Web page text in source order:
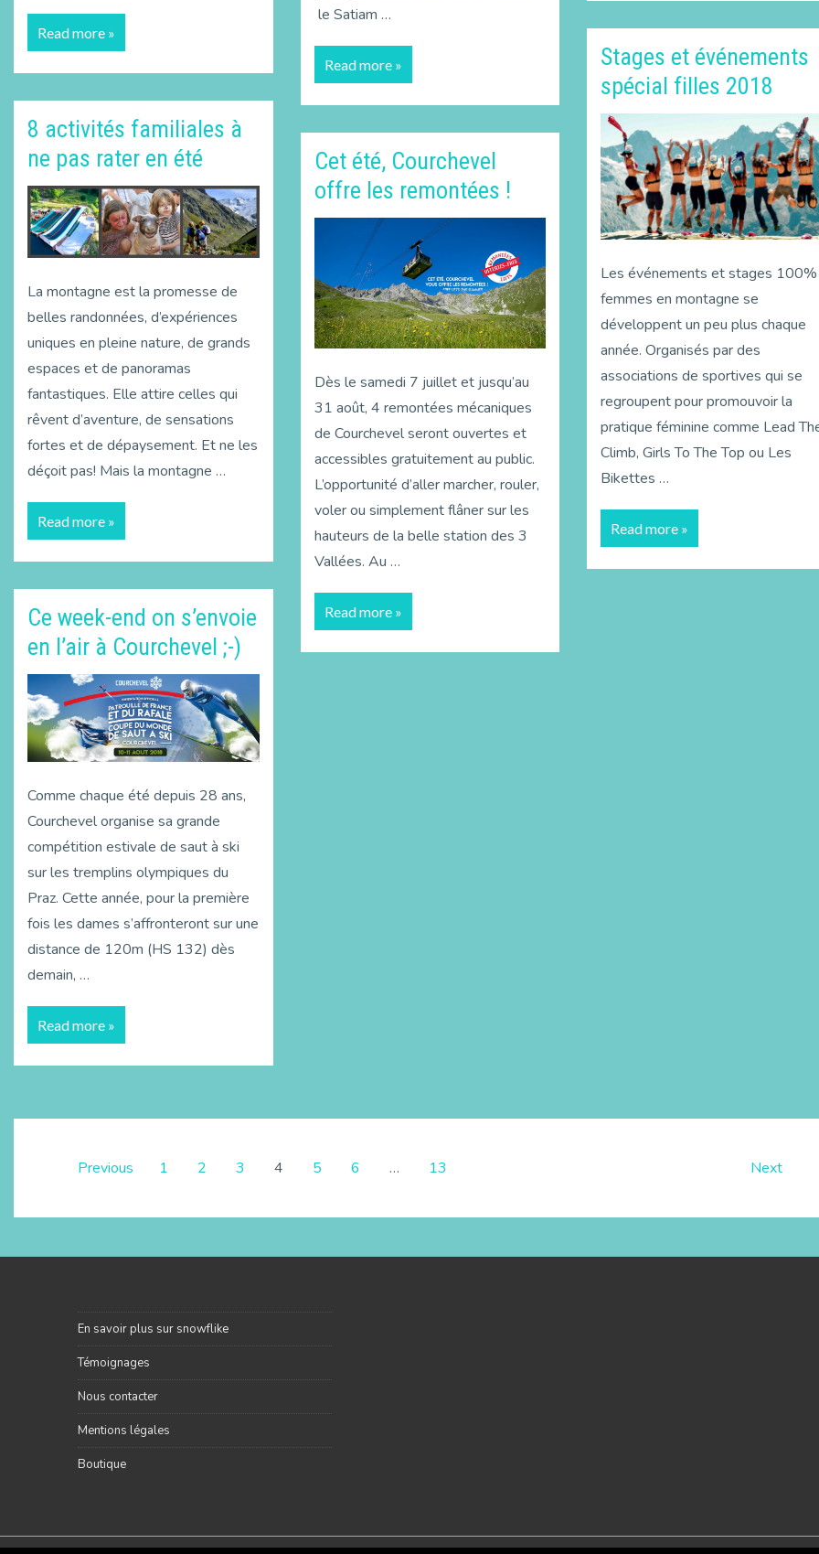
Read more »
8 activités familiales à
ne pas rater en été
La montagne est la promesse de
belles randonnées, d’expériences
uniques en pleine nature, de grands
espaces et de panoramas
fantastiques. Elle attire celles qui
rêvent d’aventure, de sensations
fortes et de dépaysement. Et ne les
déçoit pas! Mais la montagne …
Read more »
Ce week-end on s’envoie
en l’air à Courchevel ;-)
Comme chaque été depuis 28 ans,
Courchevel organise sa grande
compétition estivale de saut à ski
sur les tremplins olympiques du
Praz. Cette année, pour la première
fois les dames s’affronteront sur une
distance de 120m (HS 132) dès
demain, …
Read more »
le Satiam …
Read more »
Cet été, Courchevel
offre les remontées !
Dès le samedi 7 juillet et jusqu’au
31 août, 4 remontées mécaniques
de Courchevel seront ouvertes et
accessibles gratuitement au public.
L’opportunité d’aller marcher, rouler,
voler ou simplement flâner sur les
hauteurs de la belle station des 3
Vallées. Au …
Read more »
Stages et événements
spécial filles 2018
Les événements et stages 100%
femmes en montagne se
développent un peu plus chaque
année. Organisés par des
associations de sportives qui se
regroupent pour promouvoir la
pratique féminine comme Lead
Climb, Girls To The Top ou Les
Bikettes …
Read more »
Previous 1 2 3 4 5 6 … 13 Next
En savoir plus sur snowflike
Témoignages
Nous contacter
Mentions légales
Boutique